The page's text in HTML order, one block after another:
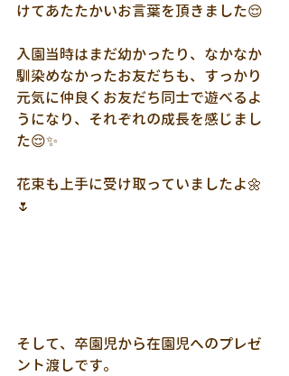
けてあたたかいお言葉を頂きました😌
入園当時はまだ幼かったり、なかなか
馴染めなかったお友だちも、すっかり
元気に仲良くお友だち同士で遊べるよ
うになり、それぞれの成長を感じまし
た😌✨
花束も上手に受け取っていましたよ🌼
🌷
そして、卒園児から在園児へのプレゼ
ント渡しです。